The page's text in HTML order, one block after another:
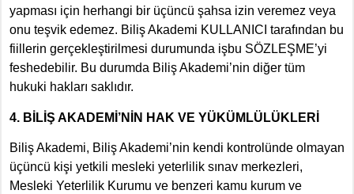
yapması için herhangi bir üçüncü şahsa izin veremez veya
onu teşvik edemez. Biliş Akademi KULLANICI tarafından bu
fiillerin gerçekleştirilmesi durumunda işbu SÖZLEŞME’yi
feshedebilir. Bu durumda Biliş Akademi’nin diğer tüm
hukuki hakları saklıdır.
4. BİLİŞ AKADEMİ’NİN HAK VE YÜKÜMLÜLÜKLERİ
Biliş Akademi, Biliş Akademi’nin kendi kontrolünde olmayan
üçüncü kişi yetkili mesleki yeterlilik sınav merkezleri,
Mesleki Yeterlilik Kurumu ve benzeri kamu kurum ve